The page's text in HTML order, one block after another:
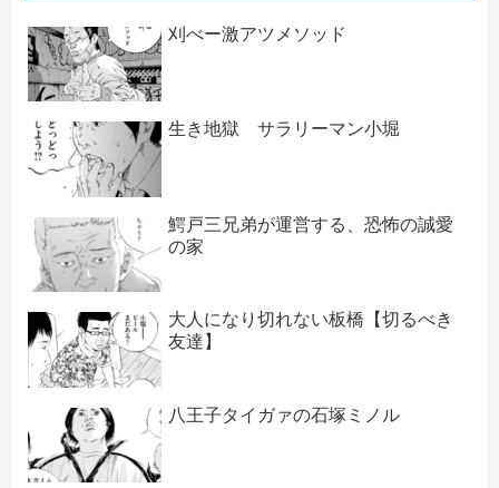
刈べー激アツメソッド
生き地獄 サラリーマン小堀
鰐戸三兄弟が運営する、恐怖の誠愛
の家
大人になり切れない板橋【切るべき
友達】
八王子タイガァの石塚ミノル